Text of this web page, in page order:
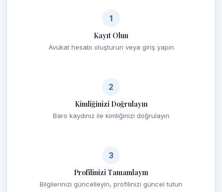
1
Kayıt Olun
Avukat hesabı oluşturun veya giriş yapın
2
Kimliğinizi Doğrulayın
Baro kaydınız ile kimliğinizi doğrulayın
3
Profilinizi Tamamlayın
Bilgilerinizi güncelleyin, profilinizi güncel tutun